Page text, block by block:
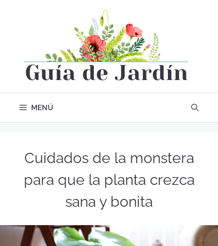
MENÚ
Cuidados de la monstera
para que la planta crezca
sana y bonita